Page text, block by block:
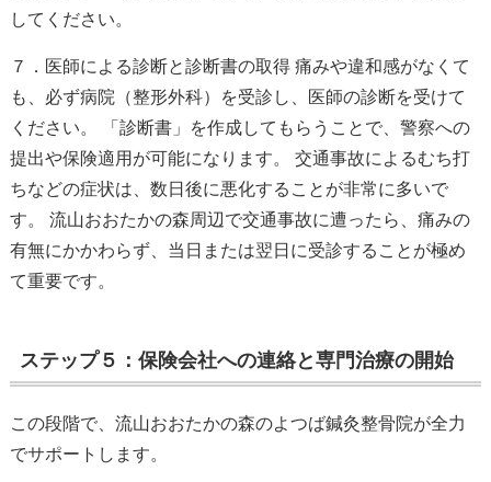
してください。
７．医師による診断と診断書の取得 痛みや違和感がなくて
も、必ず病院（整形外科）を受診し、医師の診断を受けて
ください。 「診断書」を作成してもらうことで、警察への
提出や保険適用が可能になります。 交通事故によるむち打
ちなどの症状は、数日後に悪化することが非常に多いで
す。 流山おおたかの森周辺で交通事故に遭ったら、痛みの
有無にかかわらず、当日または翌日に受診することが極め
て重要です。
ステップ５：保険会社への連絡と専門治療の開始
この段階で、流山おおたかの森のよつば鍼灸整骨院が全力
でサポートします。